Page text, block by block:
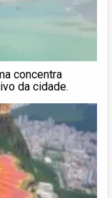
concentra
da cidade.